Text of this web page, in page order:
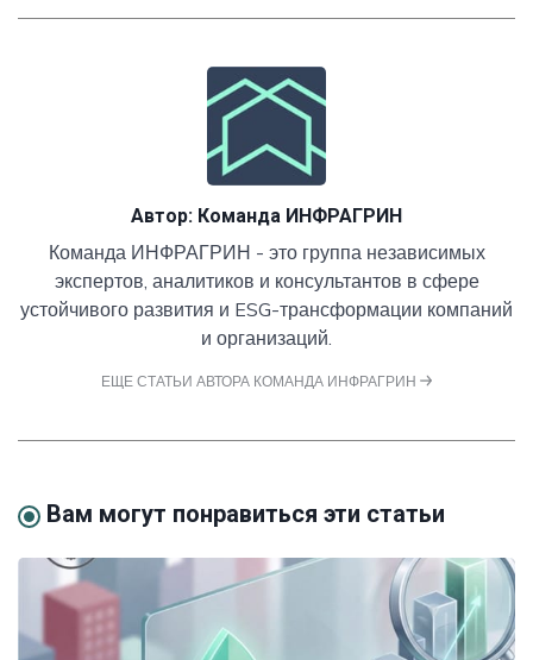
Автор: Команда ИНФРАГРИН
Команда ИНФРАГРИН - это группа независимых
экспертов, аналитиков и консультантов в сфере
устойчивого развития и ESG-трансформации компаний
и организаций.
ЕЩЕ СТАТЬИ АВТОРА КОМАНДА ИНФРАГРИН
Вам могут понравиться эти статьи